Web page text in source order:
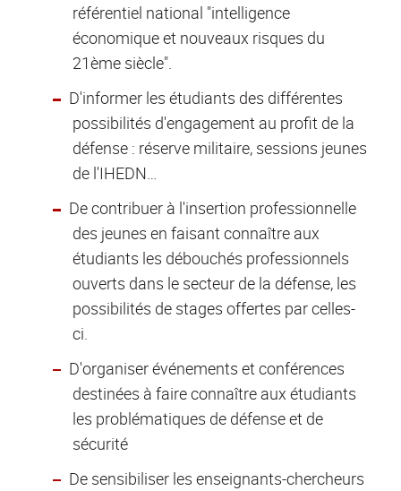
référentiel national "intelligence
économique et nouveaux risques du
21ème siècle".
D'informer les étudiants des différentes
possibilités d'engagement au profit de la
défense : réserve militaire, sessions jeunes
de l'IHEDN…
De contribuer à l'insertion professionnelle
des jeunes en faisant connaître aux
étudiants les débouchés professionnels
ouverts dans le secteur de la défense, les
possibilités de stages offertes par celles-
ci.
D'organiser événements et conférences
destinées à faire connaître aux étudiants
les problématiques de défense et de
sécurité
De sensibiliser les enseignants-chercheurs